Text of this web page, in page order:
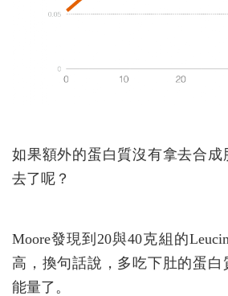
如果額外的蛋白質沒有拿去合成
去了呢？
Moore發現到20與40克組的
高，換句話說，多吃下肚的蛋白
能量了。